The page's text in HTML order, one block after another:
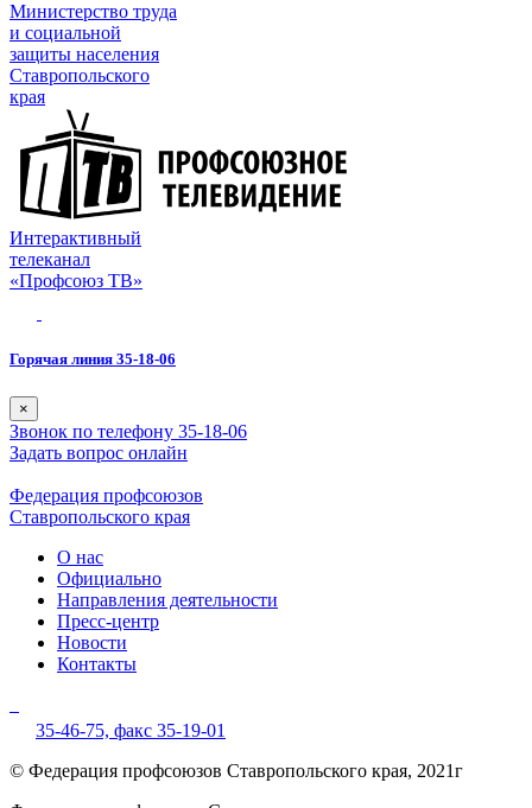
Министерство труда
и социальной
защиты населения
Ставропольского
края
Интерактивный
телеканал
«Профсоюз ТВ»
Горячая линия 35-18-06
×
Звонок по телефону 35-18-06
Задать вопрос онлайн
Федерация профсоюзов
Ставропольского края
О нас
Официально
Направления деятельности
Пресс-центр
Новости
Контакты
35-46-75, факс 35-19-01
© Федерация профсоюзов Ставропольского края, 2021г